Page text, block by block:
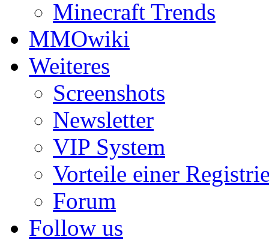
Minecraft Trends
MMOwiki
Weiteres
Screenshots
Newsletter
VIP System
Vorteile einer
Forum
Follow us